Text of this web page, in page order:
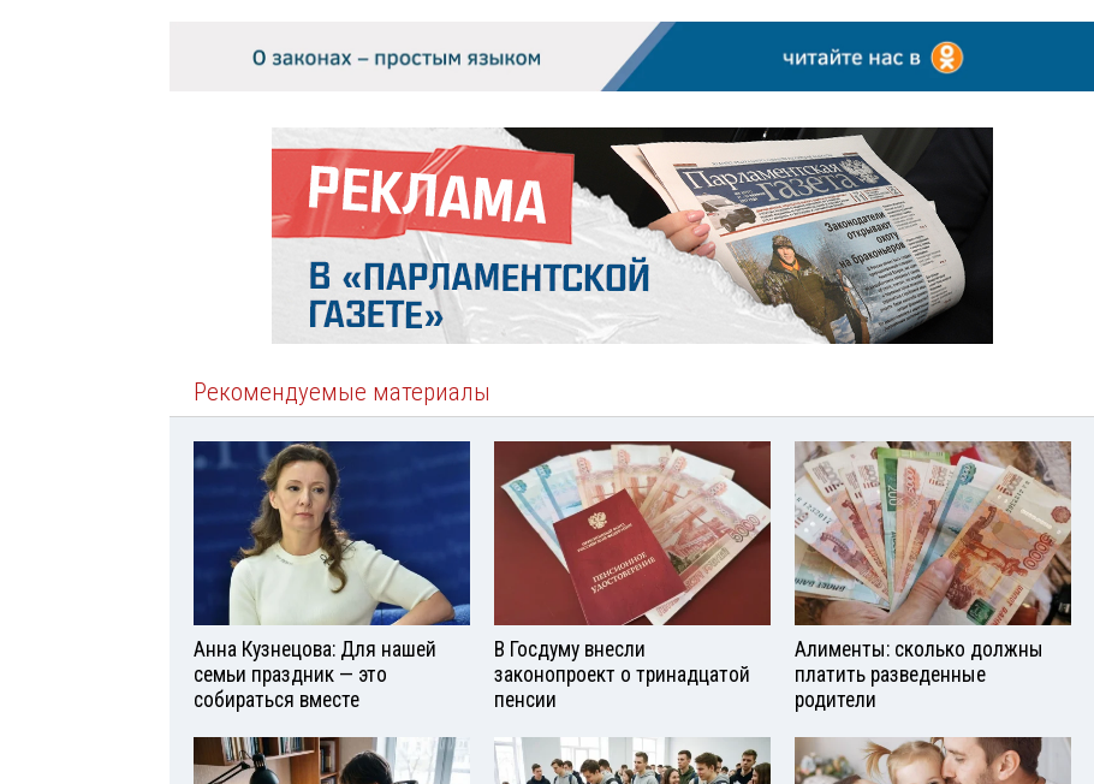
Рекомендуемые материалы
Анна Кузнецова: Для нашей
семьи праздник — это
собираться вместе
В Госдуму внесли
законопроект о тринадцатой
пенсии
Алименты: сколько должны
платить разведенные
родители